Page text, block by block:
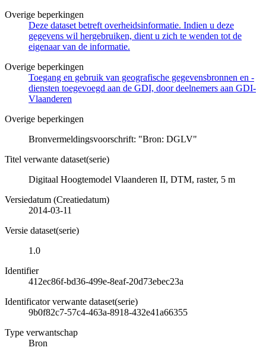
Overige beperkingen
Deze dataset betreft overheidsinformatie. Indien u deze
gegevens wil hergebruiken, dient u zich te wenden tot de
eigenaar van de informatie.
Overige beperkingen
Toegang en gebruik van geografische gegevensbronnen en -
diensten toegevoegd aan de GDI, door deelnemers aan GDI-
Vlaanderen
Overige beperkingen
Bronvermeldingsvoorschrift: "Bron: DGLV"
Titel verwante dataset(serie)
Digitaal Hoogtemodel Vlaanderen II, DTM, raster, 5 m
Versiedatum (Creatiedatum)
2014-03-11
Versie dataset(serie)
1.0
Identifier
412ec86f-bd36-499e-8eaf-20d73ebec23a
Identificator verwante dataset(serie)
9b0f82c7-57c4-463a-8918-432e41a66355
Type verwantschap
Bron